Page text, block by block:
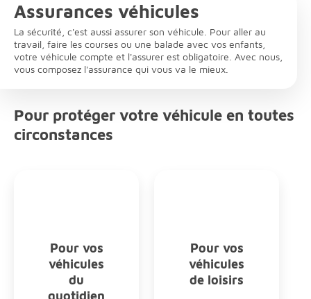
Assurances véhicules
La sécurité, c'est aussi assurer son véhicule. Pour aller au
travail, faire les courses ou une balade avec vos enfants,
votre véhicule compte et l'assurer est obligatoire. Avec nous,
vous composez l'assurance qui vous va le mieux.
Pour protéger votre véhicule en toutes
circonstances
Pour vos
véhicules
du
Pour vos
véhicules
de loisirs